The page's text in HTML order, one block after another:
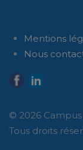
Mentions
Nous
© 2026
Tous droits